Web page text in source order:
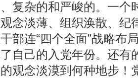
复杂的和严峻的。一个
念淡薄、组织涣散、纪
部连“四个全面”战略布
自己的入党年份。还有
观念淡漠到何种地步！